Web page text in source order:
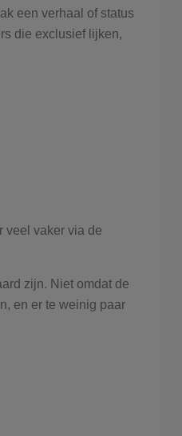
een verhaal of status
die exclusief lijken,
veel vaker via de
zijn. Niet omdat de
en er te weinig paar